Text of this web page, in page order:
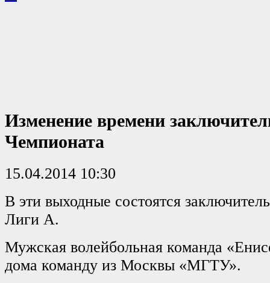
Изменение времени
Чемпионата
15.04.2014 10:30
В эти выходные состоятся
Лиги А.
Мужская волейбольная команда
дома команду из Москвы «МГТУ».